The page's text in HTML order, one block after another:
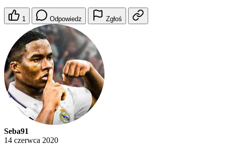
1 Odpowiedz Zgłoś
Seba91
14 czerwca 2020